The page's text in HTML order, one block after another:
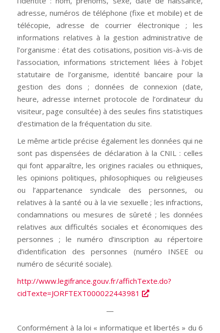
adresse, numéros de téléphone (fixe et mobile) et de
télécopie, adresse de courrier électronique ; les
informations relatives à la gestion administrative de
l’organisme : état des cotisations, position vis-à-vis de
l’association, informations strictement liées à l’objet
statutaire de l’organisme, identité bancaire pour la
gestion des dons ; données de connexion (date,
heure, adresse internet protocole de l’ordinateur du
visiteur, page consultée) à des seules fins statistiques
d’estimation de la fréquentation du site.
Le même article précise également les données qui ne
sont pas dispensées de déclaration à la CNIL : celles
qui font apparaître, les origines raciales ou ethniques,
les opinions politiques, philosophiques ou religieuses
ou l’appartenance syndicale des personnes, ou
relatives à la santé ou à la vie sexuelle ; les infractions,
condamnations ou mesures de sûreté ; les données
relatives aux difficultés sociales et économiques des
personnes ; le numéro d’inscription au répertoire
d’identification des personnes (numéro INSEE ou
numéro de sécurité sociale).
http://www.legifrance.gouv.fr/affichTexte.do?
cidTexte=JORFTEXT000022443981
—
Conformément à la loi « informatique et libertés » du 6